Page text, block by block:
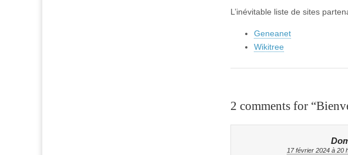
L’inévitable liste de sites
Geneanet
Wikitree
2 comments for “
17 février 2024 à 20